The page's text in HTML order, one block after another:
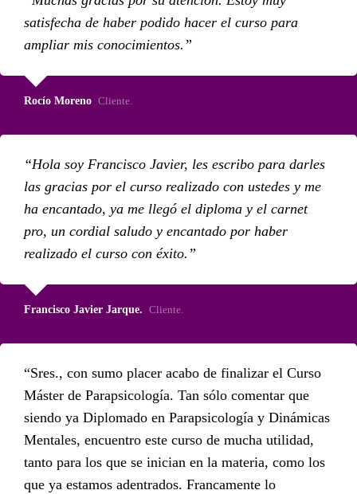
satisfecha de haber podido hacer el curso para
ampliar mis conocimientos.
Rocío Moreno Cliente.
Hola soy Francisco Javier, les escribo para darles
las gracias por el curso realizado con ustedes y me
ha encantado, ya me llegó el diploma y el carnet
pro, un cordial saludo y encantado por haber
realizado el curso con éxito.
Francisco Javier Jarque. Cliente.
Sres., con sumo placer acabo de finalizar el Curso
Máster de Parapsicología. Tan sólo comentar que
siendo ya Diplomado en Parapsicología y Dinámicas
Mentales, encuentro este curso de mucha utilidad,
tanto para los que se inician en la materia, como los
que ya estamos adentrados. Francamente lo